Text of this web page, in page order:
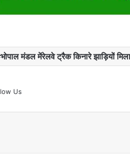
भोपाल मंडल मेंरेलवे ट्रैक किनारे झाड़ियों मिला
Us